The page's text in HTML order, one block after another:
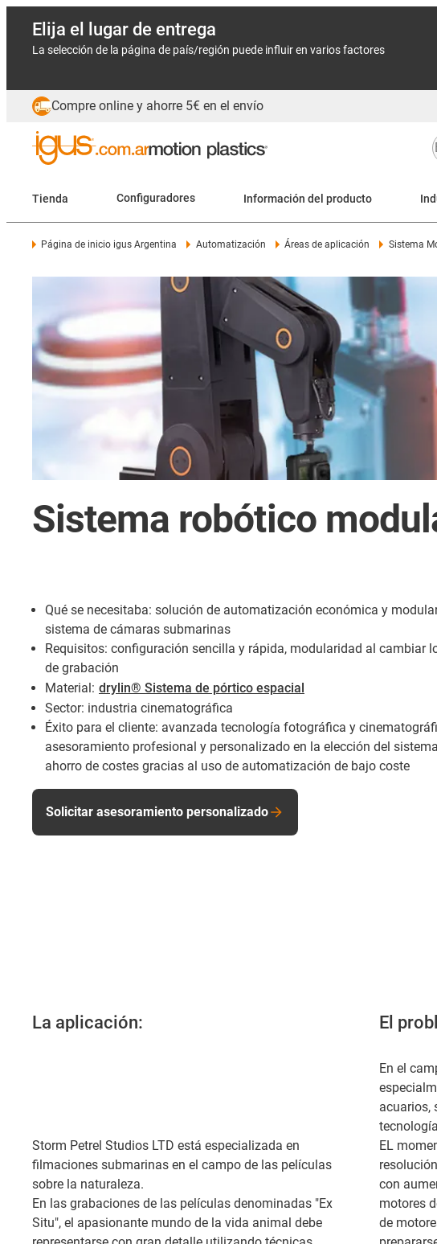
Elija el lugar de entrega
La selección de la página de país/región puede influir en varios factores
Compre online y ahorre 5€ en el envío
Tienda Configuradores Información del producto
Página de inicio igus Argentina Automatización Áreas de aplicación Sistema
Sistema robótico
Qué se necesitaba: solución de automatización económica y
sistema de cámaras submarinas
Requisitos: configuración sencilla y rápida, modularidad al cambiar
de grabación
Material: drylin® Sistema de pórtico espacial
Sector: industria cinematográfica
Éxito para el cliente: avanzada tecnología fotográfica y
asesoramiento profesional y personalizado en la elección del
ahorro de costes gracias al uso de automatización de bajo coste
Solicitar asesoramiento personalizado
La aplicación:
Storm Petrel Studios LTD está especializada en
filmaciones submarinas en el campo de las películas
sobre la naturaleza.
En las grabaciones de las películas denominadas "Ex
Situ", el apasionante mundo de la vida animal debe
El
En el
acuarios,
EL
con
motores
de